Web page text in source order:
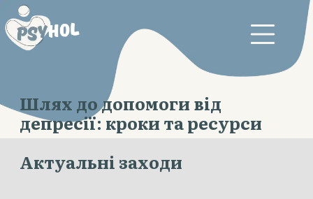
Шлях до допомоги від
депресії: кроки та ресурси
Актуальні заходи